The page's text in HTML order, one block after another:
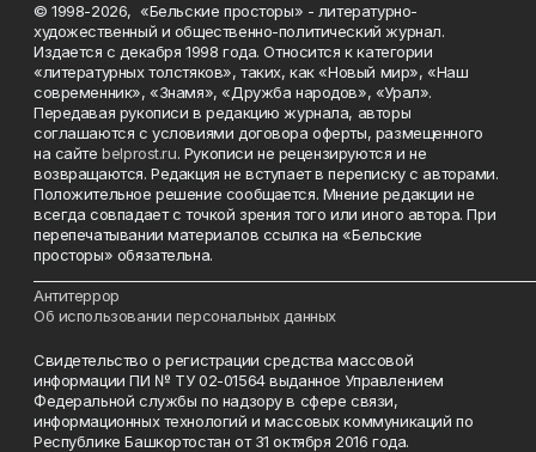
© 1998-2026, «Бельские просторы» - литературно-
художественный и общественно-политический журнал.
Издается с декабря 1998 года. Относится к категории
«литературных толстяков», таких, как «Новый мир», «Наш
современник», «Знамя», «Дружба народов», «Урал».
Передавая рукописи в редакцию журнала, авторы
соглашаются с условиями договора оферты, размещенного
на сайтеbelprost.ru. Рукописи не рецензируются и не
возвращаются. Редакция не вступает в переписку с авторами.
Положительное решение сообщается. Мнение редакции не
всегда совпадает с точкой зрения того или иного автора. При
перепечатывании материалов ссылка на «Бельские
просторы» обязательна.
Антитеррор
Об использовании персональных данных
Свидетельство о регистрации средства массовой
информации ПИ № ТУ 02-01564 выданное Управлением
Федеральной службы по надзору в сфере связи,
информационных технологий и массовых коммуникаций по
Республике Башкортостан от 31 октября 2016 года.